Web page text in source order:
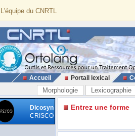
L'équipe du CNRTL
Accueil Portail lexical
Morphologie Lexicographie
Dicosyn
CRISCO
Entrez une forme